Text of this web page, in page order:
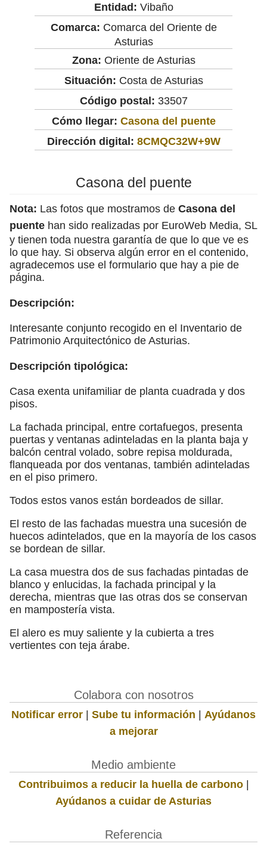
Entidad: Vibaño
Comarca: Comarca del Oriente de
Asturias
Zona: Oriente de Asturias
Situación: Costa de Asturias
Código postal: 33507
Cómo llegar: Casona del puente
Dirección digital: 8CMQC32W+9W
Casona del puente
Nota: Las fotos que mostramos de Casona del
puente han sido realizadas por EuroWeb Media, SL
y tienen toda nuestra garantía de que lo que ve es
lo que hay. Si observa algún error en el contenido,
agradecemos use el formulario que hay a pie de
página.
Descripción:
Interesante conjunto recogido en el Inventario de
Patrimonio Arquitectónico de Asturias.
Descripción tipológica:
Casa exenta unifamiliar de planta cuadrada y dos
pisos.
La fachada principal, entre cortafuegos, presenta
puertas y ventanas adinteladas en la planta baja y
balcón central volado, sobre repisa moldurada,
flanqueada por dos ventanas, también adinteladas
en el piso primero.
Todos estos vanos están bordeados de sillar.
El resto de las fachadas muestra una sucesión de
huecos adintelados, que en la mayoría de los casos
se bordean de sillar.
La casa muestra dos de sus fachadas pintadas de
blanco y enlucidas, la fachada principal y la
derecha, mientras que Ias otras dos se conservan
en mampostería vista.
El alero es muy saliente y la cubierta a tres
vertientes con teja árabe.
Colabora con nosotros
Notificar error | Sube tu información | Ayúdanos
a mejorar
Medio ambiente
Contribuimos a reducir la huella de carbono|
Ayúdanos a cuidar de Asturias
Referencia